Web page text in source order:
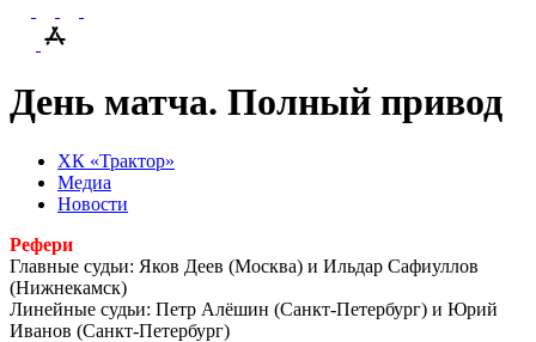
День матча. Полный привод
ХК «Трактор»
Медиа
Новости
Рефери
Главные судьи: Яков Деев (Москва) и Ильдар Сафиуллов
(Нижнекамск)
Линейные судьи: Петр Алёшин (Санкт-Петербург) и Юрий
Иванов (Санкт-Петербург)